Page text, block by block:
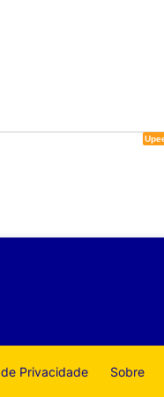
Privacidade Sobre